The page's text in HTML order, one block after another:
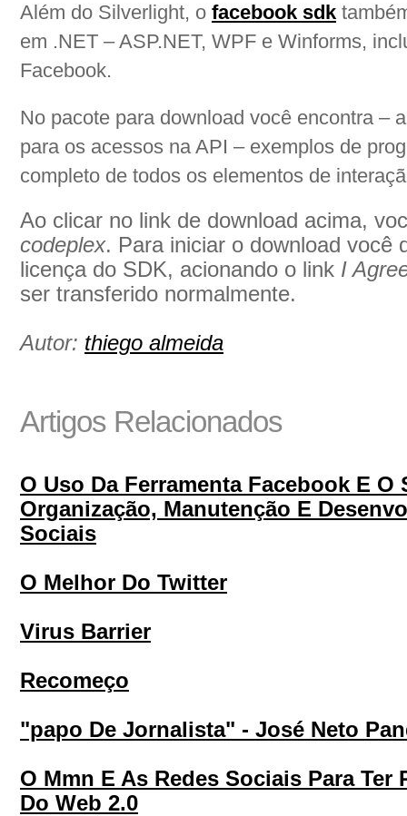
Além do Silverlight, o facebook sdk
em .NET – ASP.NET, WPF e Winforms,
Facebook.
No pacote para download você encontra –
para os acessos na API – exemplos de
completo de todos os elementos de
Ao clicar no link de download acima,
codeplex. Para iniciar o download você
licença do SDK, acionando o link I
ser transferido normalmente.
Autor: thiego almeida
Artigos Relacionados
O Uso Da Ferramenta Facebook E O
Organização, Manutenção E
Sociais
O Melhor Do Twitter
Virus Barrier
Recomeço
"papo De Jornalista" - José Neto
O Mmn E As Redes Sociais Para Ter
Do Web 2.0